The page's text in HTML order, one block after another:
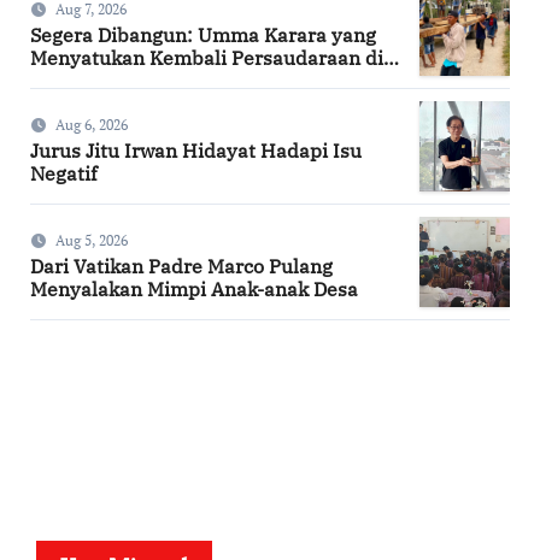
Aug 7, 2026
Segera Dibangun: Umma Karara yang
Menyatukan Kembali Persaudaraan di
Aug 6, 2026
Jurus Jitu Irwan Hidayat Hadapi Isu
Negatif
Aug 5, 2026
Dari Vatikan Padre Marco Pulang
Menyalakan Mimpi Anak-anak Desa